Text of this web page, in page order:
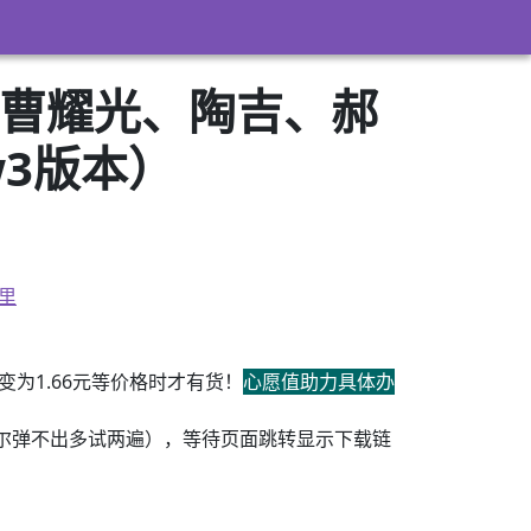
耀光、陶吉、郝
本）
1.66元等价格时才有货！ 心愿值助力具体办
不出多试两遍），等待页面跳转显示下载链